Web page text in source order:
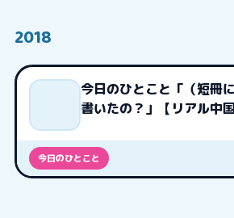
2018
今日のひとこと「（短冊
書いたの？」【リアル中国
今日のひとこと